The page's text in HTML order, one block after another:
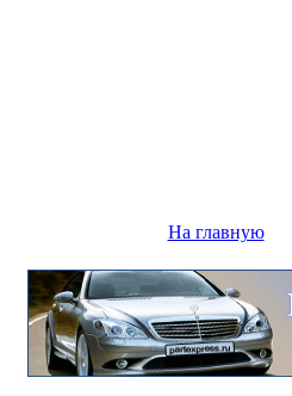
На главную